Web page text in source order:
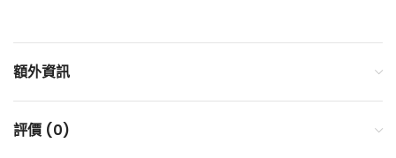
額外資訊
評價 (0)